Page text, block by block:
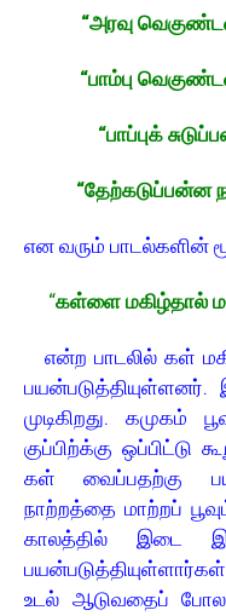
“அரவு
“பாம்பு
“பாப்புக்
“தேற்கடுப்பன்ன
என வரும் பாடல்களின்
“கள்ளை மகிழ்தால்
என்ற பாடலில் கள்
பயன்படுத்தியுள்ளனர்.
முடிகிறது.
குப்பிற்க்கு ஒப்பிட்டு
கள் வைப்பதற்கு
நாற்றத்தை மாற்றப்
காலத்தில் இடை
உடல் ஆடுவதைப் போல